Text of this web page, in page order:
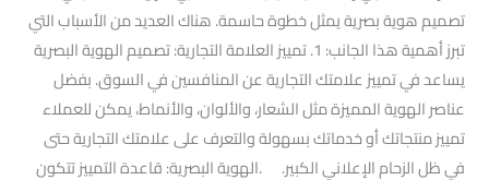
تصميم هوية بصرية يمثل خطوة حاسمة. هناك العديد من الأسباب التي
تبرز أهمية هذا الجانب: 1. تمييز العلامة التجارية: تصميم الهوية البصرية
يساعد في تمييز علامتك التجارية عن المنافسين في السوق. بفضل
عناصر الهوية المميزة مثل الشعار، والألوان، والأنماط، يمكن للعملاء
تمييز منتجاتك أو خدماتك بسهولة والتعرف على علامتك التجارية حتى
في ظل الزحام الإعلاني الكبير. .الهوية البصرية: قاعدة التمييز تتكون